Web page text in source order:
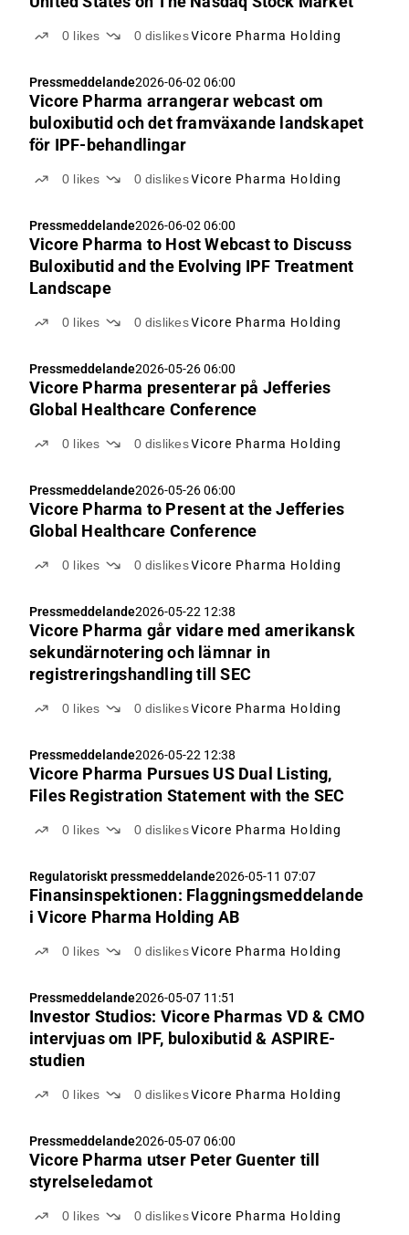
0 likes 0 dislikes Vicore Pharma Holding
Pressmeddelande2026-06-02 06:00
Vicore Pharma arrangerar webcast om
buloxibutid och det framväxande landskapet
för IPF-behandlingar
0 likes 0 dislikes Vicore Pharma Holding
Pressmeddelande2026-06-02 06:00
Vicore Pharma to Host Webcast to Discuss
Buloxibutid and the Evolving IPF Treatment
Landscape
0 likes 0 dislikes Vicore Pharma Holding
Pressmeddelande2026-05-26 06:00
Vicore Pharma presenterar på Jefferies
Global Healthcare Conference
0 likes 0 dislikesVicore Pharma Holding
Pressmeddelande2026-05-26 06:00
Vicore Pharma to Present at the Jefferies
Global Healthcare Conference
0 likes 0 dislikes Vicore Pharma Holding
Pressmeddelande2026-05-22 12:38
Vicore Pharma går vidare med amerikansk
sekundärnotering och lämnar in
registreringshandling till SEC
0 likes 0 dislikes Vicore Pharma Holding
Pressmeddelande2026-05-22 12:38
Vicore Pharma Pursues US Dual Listing,
Files Registration Statement with the SEC
0 likes 0 dislikes Vicore Pharma Holding
Regulatoriskt pressmeddelande2026-05-11 07:07
Finansinspektionen: Flaggningsmeddelande
i Vicore Pharma Holding AB
0 likes 0 dislikes Vicore Pharma Holding
Pressmeddelande2026-05-07 11:51
Investor Studios: Vicore Pharmas VD & CMO
intervjuas om IPF, buloxibutid & ASPIRE-
studien
0 likes 0 dislikes Vicore Pharma Holding
Pressmeddelande2026-05-07 06:00
Vicore Pharma utser Peter Guenter till
styrelseledamot
0 likes 0 dislikes Vicore Pharma Holding